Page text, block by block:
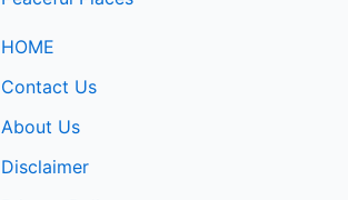
HOME
Contact Us
About Us
Disclaimer